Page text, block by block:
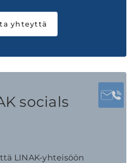
yhteyttä
socials
LINAK-yhteisöön